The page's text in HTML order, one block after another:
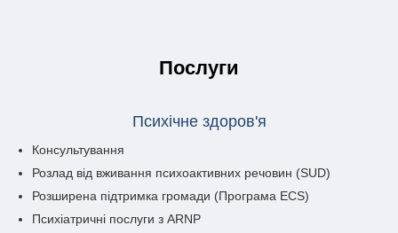
Послуги
Психічне здоров'я
Консультування
Розлад від вживання психоактивних речовин (SUD)
Розширена підтримка громади (Програма ECS)
Психіатричні послуги з ARNP